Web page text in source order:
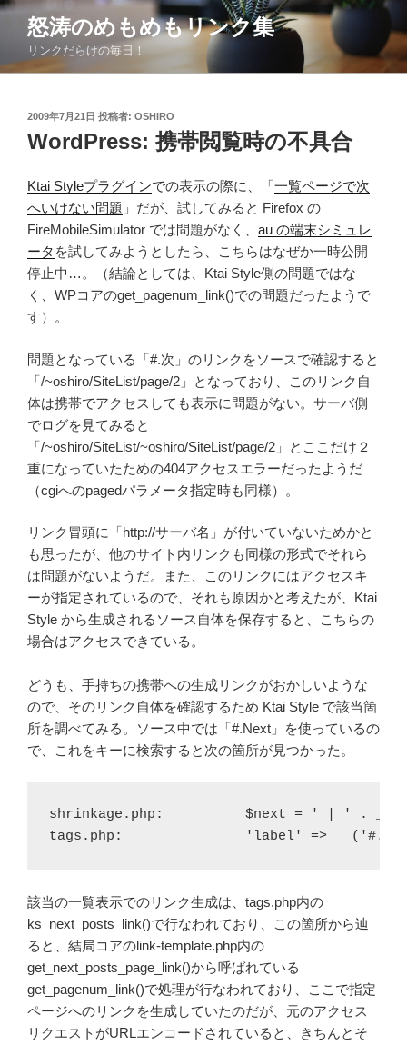
コ
ン
怒涛のめもめもリンク集
リンクだらけの毎日！
投
稿
日:
2009年7月21日 投稿者: OSHIRO
WordPress: 携帯閲覧時の不具合
Ktai Styleプラグインでの表示の際に、「一覧ページで次
へいけない問題 」だが、試してみると Firefox の
FireMobileSimulator では問題がなく、 au の端末シミュレ
ータ を試してみようとしたら、こちらはなぜか一時公開
停止中…。（結論としては、Ktai Style側の問題ではな
く、WPコアのget_pagenum_link()での問題だったようで
す）。
問題となっている「#.次」のリンクをソースで確認すると
「/~oshiro/SiteList/page/2」となっており、このリンク自
体は携帯でアクセスしても表示に問題がない。サーバ側
でログを見てみると
「/~oshiro/SiteList/~oshiro/SiteList/page/2」とここだけ２
重になっていたための404アクセスエラーだったようだ
（cgiへのpagedパラメータ指定時も同様）。
リンク冒頭に「http://サーバ名」が付いていないためかと
も思ったが、他のサイト内リンクも同様の形式でそれら
は問題がないようだ。また、このリンクにはアクセスキ
ーが指定されているので、それも原因かと考えたが、Ktai
Style から生成されるソース自体を保存すると、こちらの
場合はアクセスできている。
どうも、手持ちの携帯への生成リンクがおかしいような
ので、そのリンク自体を確認するため Ktai Style で該当箇
所を調べてみる。ソース中では「#.Next」を使っているの
で、これをキーに検索すると次の箇所が見つかった。
shrinkage.php:          $next = ' | ' .
tags.php:               'label' =>
該当の一覧表示でのリンク生成は、tags.php内の
ks_next_posts_link()で行なわれており、この箇所から辿
ると、結局コアのlink-template.php内の
get_next_posts_page_link()から呼ばれている
get_pagenum_link()で処理が行なわれており、ここで指定
ページへのリンクを生成していたのだが、元のアクセス
リクエストがURLエンコードされていると、きちんとそ